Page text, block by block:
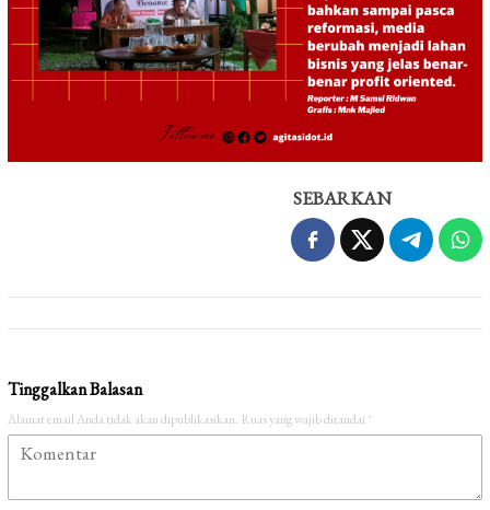
SEBARKAN
Tinggalkan Balasan
Alamat email Anda tidak akan dipublikasikan. Ruas yang wajib ditandai *